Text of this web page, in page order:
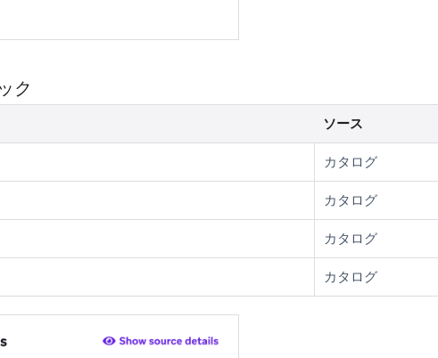
ク
ソース
カタログ
カタログ
カタログ
カタログ